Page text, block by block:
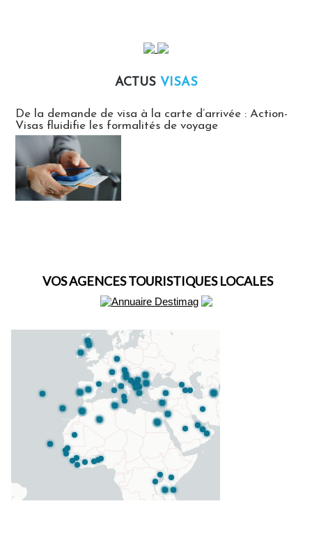
ACTUS VISAS
De la demande de visa à la carte d’arrivée : Action-
Visas fluidifie les formalités de voyage
VOS AGENCES TOURISTIQUES LOCALES